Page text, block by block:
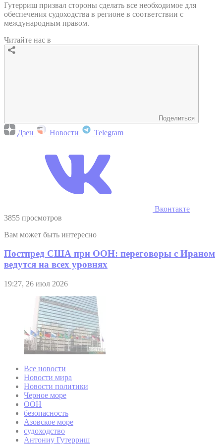
Гутерриш призвал стороны сделать все необходимое для
обеспечения судоходства в регионе в соответствии с
международным правом.
Читайте нас в
Поделиться
Дзен Новости Telegram
Вконтакте
3855 просмотров
Вам может быть интересно
Постпред США при ООН: переговоры с Ираном
ведутся на всех уровнях
19:27, 26 июл 2026
Все новости
Новости мира
Новости политики
Черное море
ООН
безопасность
Азовское море
судоходство
Антониу Гутерриш